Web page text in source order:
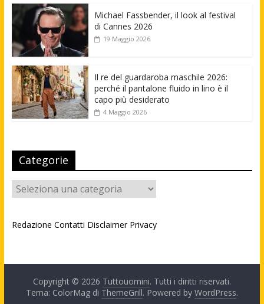
Michael Fassbender, il look al festival
di Cannes 2026
19 Maggio 2026
Il re del guardaroba maschile 2026:
perché il pantalone fluido in lino è il
capo più desiderato
4 Maggio 2026
Categorie
Categorie
Redazione Contatti Disclaimer Privacy
Copyright © 2026 Tuttouomini. Tutti i diritti riservati.
Tema: ColorMag di ThemeGrill. Powered by WordPress.